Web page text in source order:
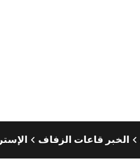
الخبر قاعات الزفاف